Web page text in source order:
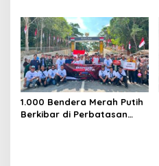
HUT RI
1.000 Bendera Merah Putih
Berkibar di Perbatasan